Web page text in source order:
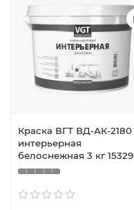
Краска ВГТ ВД-АК-2180
интерьерная
белоснежная 3 кг 15329